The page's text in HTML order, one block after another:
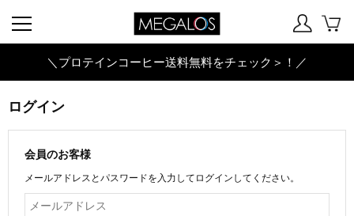
＼プロテインコーヒー送料無料をチェック＞！／
ログイン
会員のお客様
メールアドレスとパスワードを入力してログインしてください。